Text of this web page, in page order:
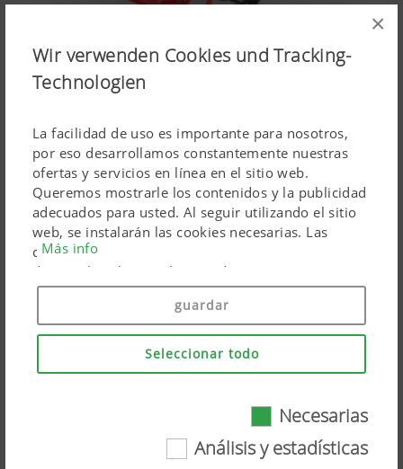
×
Wir verwenden Cookies und Tracking-
Technologien
La facilidad de uso es importante para nosotros,
por eso desarrollamos constantemente nuestras
ofertas y servicios en línea en el sitio web.
Queremos mostrarle los contenidos y la publicidad
adecuados para usted. Al seguir utilizando el sitio
web, se instalarán las cookies necesarias. Las
cookies personales de los productos de marketing
de Google solo se utilizan si da su consentimiento
(«Aceptar todo»). También puede hacer ajustes
individuales utilizando las casillas de verificación
proporcionadas.
Más info
guardar
Seleccionar todo
Necesarias
Análisis y estadísticas